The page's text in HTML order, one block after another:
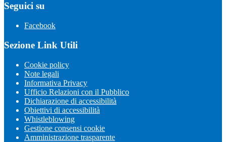
Seguici su
Facebook
Sezione Link Utili
Cookie policy
Note legali
Informativa Privacy
Ufficio Relazioni con il Pubblico
Dichiarazione di accessibilità
Obiettivi di accessibilità
Whistleblowing
Gestione consensi cookie
Amministrazione trasparente